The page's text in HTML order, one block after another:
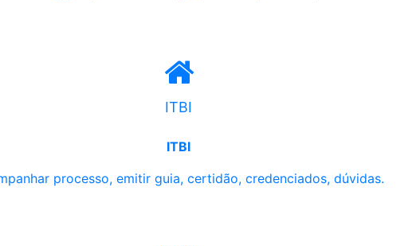
ITBI
ITBI
processo, emitir guia, certidão, credenciados, dúvidas.